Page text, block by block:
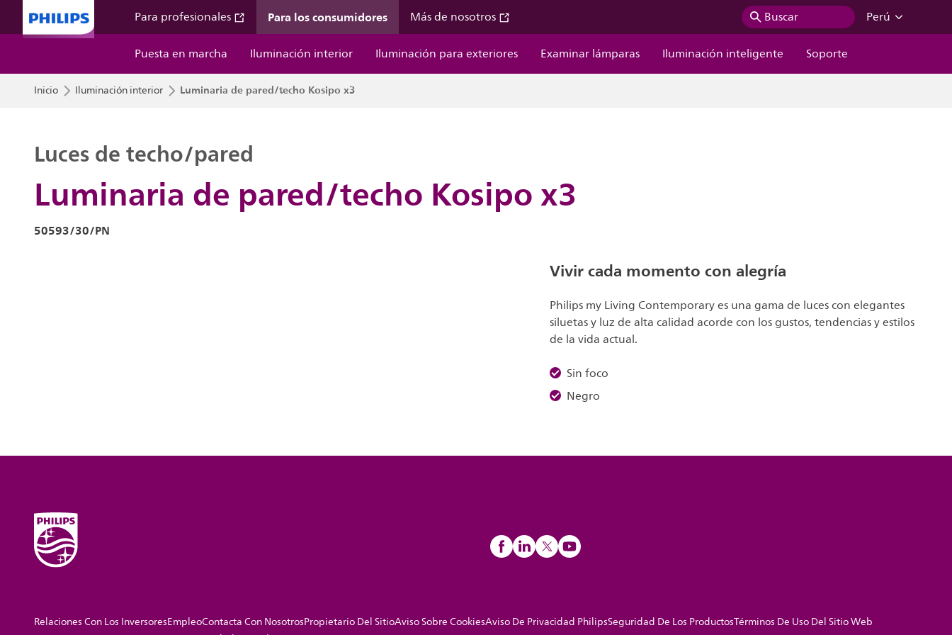
Para profesionales Para los consumidores Más de nosotros Buscar
Perú
Puesta en marcha
Iluminación interior Iluminación para exteriores Examinar lámparas Iluminación inteligente Soporte
Inicio Iluminación interior Luminaria de pared/techo Kosipo x3
Luminaria de pared/techo Kosipo x3
Luces de techo/pared
50593/30/PN
Vivir cada momento con alegría
Philips my Living Contemporary es una gama de luces con elegantes
siluetas y luz de alta calidad acorde con los gustos, tendencias y estilos
de la vida actual.
Sin foco
Negro
Relaciones Con Los InversoresEmpleoContacta Con NosotrosPropietario Del SitioAviso Sobre CookiesAviso De Privacidad PhilipsSeguridad De Los ProductosTérminos De Uso Del Sitio Web